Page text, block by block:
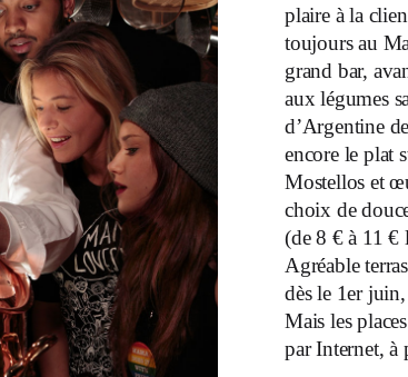
plaire à la
toujours au
grand bar,
aux légumes
d’Argentine
encore le plat
Mostellos et
choix de
(de 8 € à 11 €
Agréable
dès le 1er
Mais les
par Internet, à